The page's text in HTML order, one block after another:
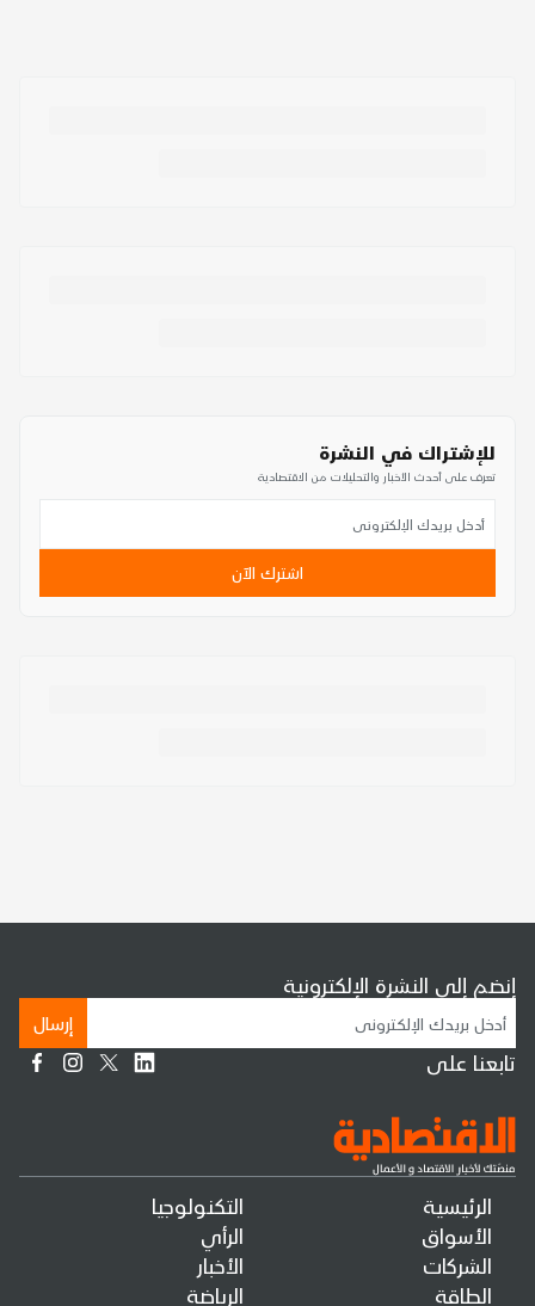
للإشتراك في النشرة
تعرف على أحدث الأخبار والتحليلات من الاقتصادية
اشترك الآن
الرئيسية
الأسواق
الشركات
الطاقة
التكنولوجيا
الرأي
الأخبار
الرياضة
إنضم إلى النشرة الإلكترونية
إرسال
تابعنا على